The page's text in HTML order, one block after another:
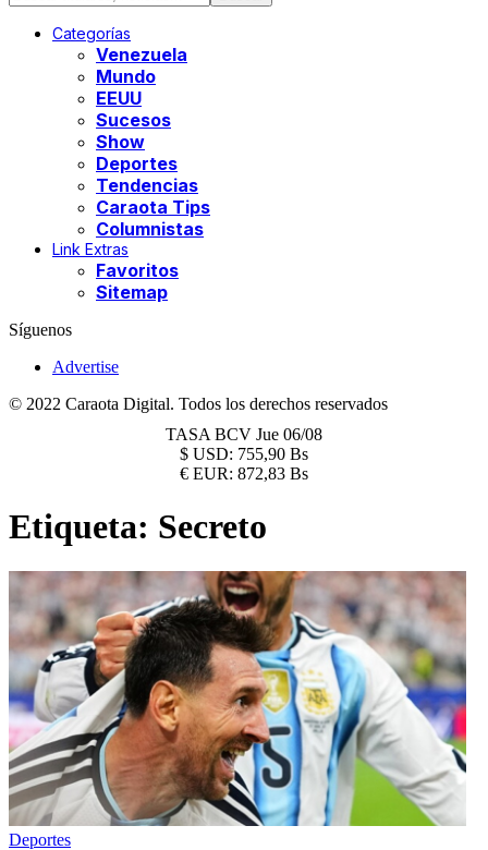
Categorías
Venezuela
Mundo
EEUU
Sucesos
Show
Deportes
Tendencias
Caraota Tips
Columnistas
Link Extras
Favoritos
Sitemap
Síguenos
Advertise
© 2022 Caraota Digital. Todos los derechos reservados
TASA BCV Jue 06/08
$ USD: 755,90 Bs
€ EUR: 872,83 Bs
Etiqueta: Secreto
Deportes